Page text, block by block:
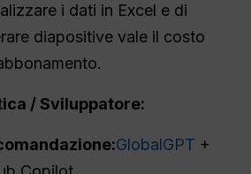
i dati in Excel e di
diapositive vale il costo
/ Sviluppatore:
GlobalGPT +